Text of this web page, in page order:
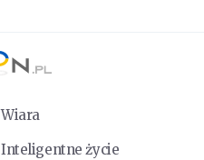
Wiara
Inteligentne życie